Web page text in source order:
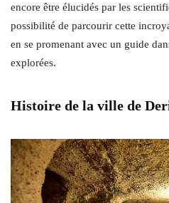
encore être élucidés par les
possibilité de parcourir cette
en se promenant avec un guide
explorées.
Histoire de la ville de